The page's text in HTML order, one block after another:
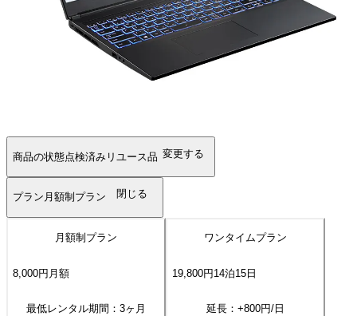
商品の状態点検済みリユース品 変更する
プラン 月額制プラン 閉じる
月額制プラン
8,000円 月額
最低レンタル期間：3ヶ月
ワンタイムプラン
19,800円14泊15日
延長：+800円/日